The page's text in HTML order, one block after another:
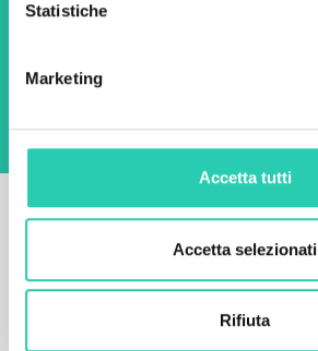
Statistiche
Marketing
Accetta tutti
Accetta selezionati
Rifiuta